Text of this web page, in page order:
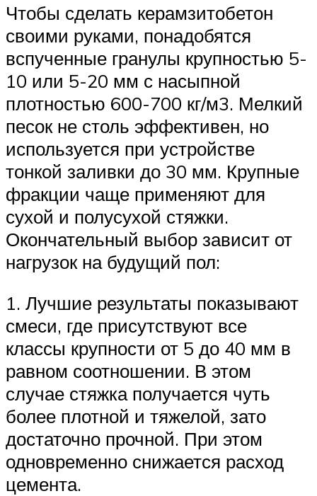
Чтобы сделать керамзитобетон
своими руками, понадобятся
вспученные гранулы крупностью 5-
10 или 5-20 мм с насыпной
плотностью 600-700 кг/м3. Мелкий
песок не столь эффективен, но
используется при устройстве
тонкой заливки до 30 мм. Крупные
фракции чаще применяют для
сухой и полусухой стяжки.
Окончательный выбор зависит от
нагрузок на будущий пол:
1. Лучшие результаты показывают
смеси, где присутствуют все
классы крупности от 5 до 40 мм в
равном соотношении. В этом
случае стяжка получается чуть
более плотной и тяжелой, зато
достаточно прочной. При этом
одновременно снижается расход
цемента.